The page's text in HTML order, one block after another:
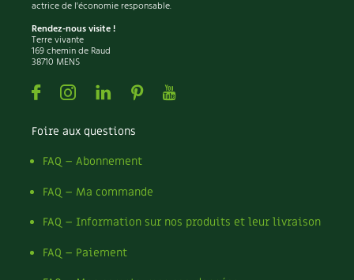
Pissenlit
Pizza
Plantes
Plantes d'extérieur
Plantes d'intérieur
Plantes médicinales
Plantes sauvages
Plants
Plastique
Poireau
Pollinisation
Pollution
Pomme
actrice de l'économie responsable.
Rendez-nous visite !
Terre vivante
169 chemin de Raud
38710 MENS
FacebookInstagramLinkedin
PinterestYoutube
Foire aux questions
FAQ – Abonnement
FAQ – Ma commande
FAQ – Information sur nos produits et leur livraison
FAQ – Paiement